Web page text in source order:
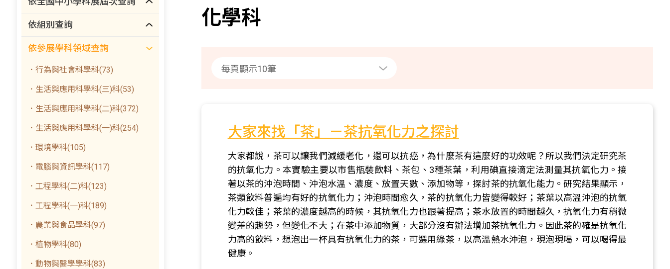
依組別查詢
依參展學科領域查詢
．行為與社會科學科(73)
．生活與應用科學科(三)科(53)
．生活與應用科學科(二)科(372)
．生活與應用科學科(一)科(254)
．環境學科(105)
．電腦與資訊學科(117)
．工程學科(二)科(123)
．工程學科(一)科(189)
．農業與食品學科(97)
．植物學科(80)
．動物與醫學學科(83)
化學科
大家來找「茶」－茶抗氧化力之探討
大家都說，茶可以讓我們減緩老化，還可以抗癌，為什麼茶有這麼好的功效呢？所以我們決定研究茶
的抗氧化力。本實驗主要以市售瓶裝飲料、茶包、3種茶葉，利用碘直接滴定法測量其抗氧化力。接
著以茶的沖泡時間、沖泡水溫、濃度、放置天數、添加物等，探討茶的抗氧化能力。研究結果顯示，
茶類飲料普遍均有好的抗氧化力；沖泡時間愈久，茶的抗氧化力皆變得較好；茶葉以高溫沖泡的抗氧
化力較佳；茶葉的濃度越高的時候，其抗氧化力也跟著提高；茶水放置的時間越久，抗氧化力有稍微
變差的趨勢，但變化不大；在茶中添加物質，大部分沒有辦法增加茶抗氧化力。因此茶的確是抗氧化
力高的飲料，想泡出一杯具有抗氧化力的茶，可選用綠茶，以高溫熱水沖泡，現泡現喝，可以喝得最
健康。